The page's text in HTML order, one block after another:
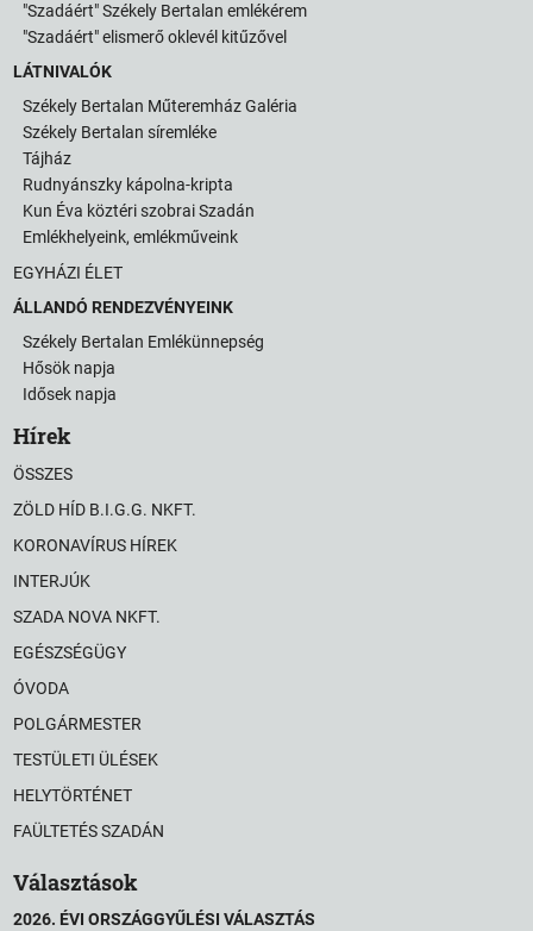
"Szadáért" Székely Bertalan emlékérem
"Szadáért" elismerő oklevél kitűzővel
LÁTNIVALÓK
Székely Bertalan Műteremház Galéria
Székely Bertalan síremléke
Tájház
Rudnyánszky kápolna-kripta
Kun Éva köztéri szobrai Szadán
Emlékhelyeink, emlékműveink
EGYHÁZI ÉLET
ÁLLANDÓ RENDEZVÉNYEINK
Székely Bertalan Emlékünnepség
Hősök napja
Idősek napja
Hírek
ÖSSZES
ZÖLD HÍD B.I.G.G. NKFT.
KORONAVÍRUS HÍREK
INTERJÚK
SZADA NOVA NKFT.
EGÉSZSÉGÜGY
ÓVODA
POLGÁRMESTER
TESTÜLETI ÜLÉSEK
HELYTÖRTÉNET
FAÜLTETÉS SZADÁN
Választások
2026. ÉVI ORSZÁGGYŰLÉSI VÁLASZTÁS